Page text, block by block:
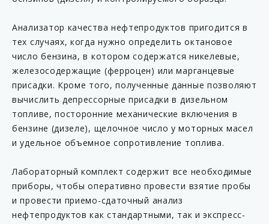
Анализатор качества нефтепродуктов пригодится в
тех случаях, когда нужно определить октановое
число бензина, в котором содержатся никелевые,
железосодержащие (ферроцен) или марганцевые
присадки. Кроме того, полученные данные позволяют
вычислить депрессорные присадки в дизельном
топливе, посторонние механические включения в
бензине (дизеле), щелочное число у моторных масел
и удельное объемное сопротивление топлива.
Лабораторный комплект содержит все необходимые
приборы, чтобы оперативно провести взятие пробы
и провести приемо-сдаточный анализ
нефтепродуктов как стандартными, так и экспресс-